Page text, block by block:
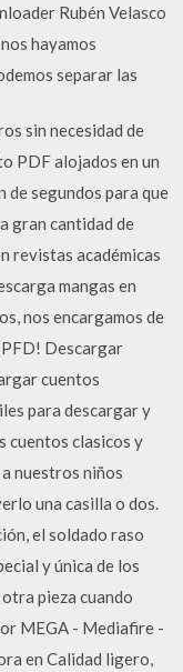
Rubén Velasco
hayamos
separar las
sin necesidad de
PDF alojados en un
de segundos para que
gran cantidad de
revistas académicas
mangas en
nos encargamos de
Descargar
cuentos
para descargar y
cuentos clasicos y
nuestros niños
una casilla o dos.
el soldado raso
y única de los
pieza cuando
MEGA - Mediafire -
en Calidad ligero,